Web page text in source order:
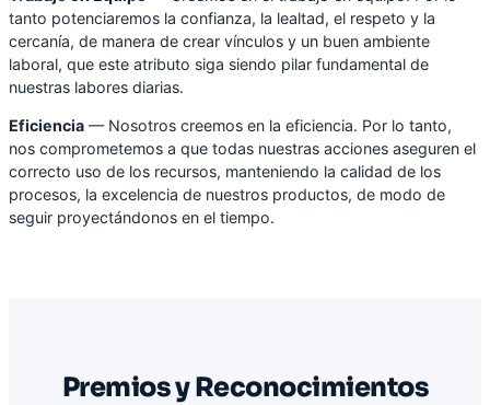
tanto potenciaremos la confianza, la lealtad, el respeto y la
cercanía, de manera de crear vínculos y un buen ambiente
laboral, que este atributo siga siendo pilar fundamental de
nuestras labores diarias.
Eficiencia — Nosotros creemos en la eficiencia. Por lo tanto,
nos comprometemos a que todas nuestras acciones aseguren el
correcto uso de los recursos, manteniendo la calidad de los
procesos, la excelencia de nuestros productos, de modo de
seguir proyectándonos en el tiempo.
Premios y Reconocimientos